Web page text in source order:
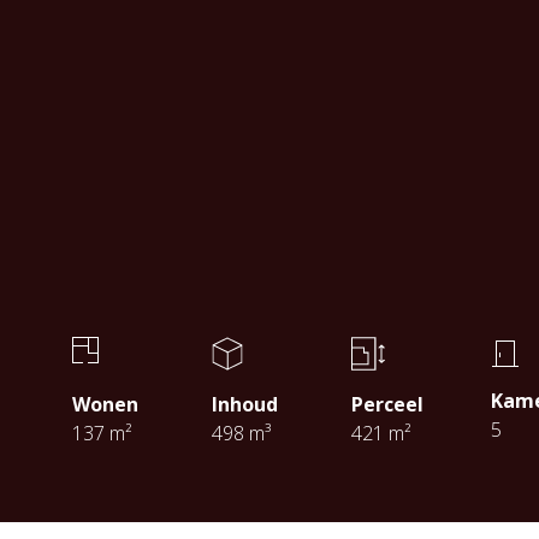
Wonen
137 m²
Inhoud
498 m³
Perceel
421 m²
5